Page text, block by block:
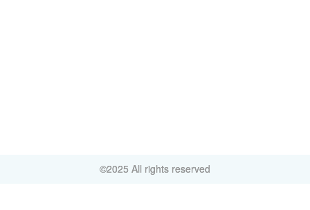
©2025 All rights reserved